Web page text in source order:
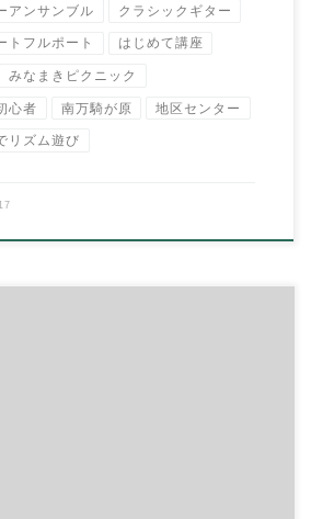
アンサンブル クラシックギター
トフルポート はじめて講座
みなまきピクニック
心者 南万騎が原 地区センター
リズム遊び